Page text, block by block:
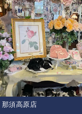
須高原店